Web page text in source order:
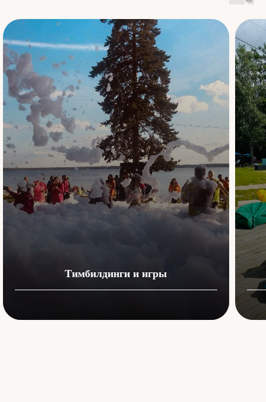
Тимбилдинги и игры